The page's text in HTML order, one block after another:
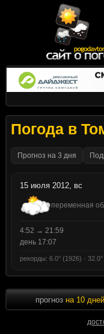
Погода в
Прогноз на 3 дня
15 июля 2012, вс
переменная
4:52 → 21:59
день 17:07
рекорды: 6.0° (1926) ·
прогноз на 10 дней